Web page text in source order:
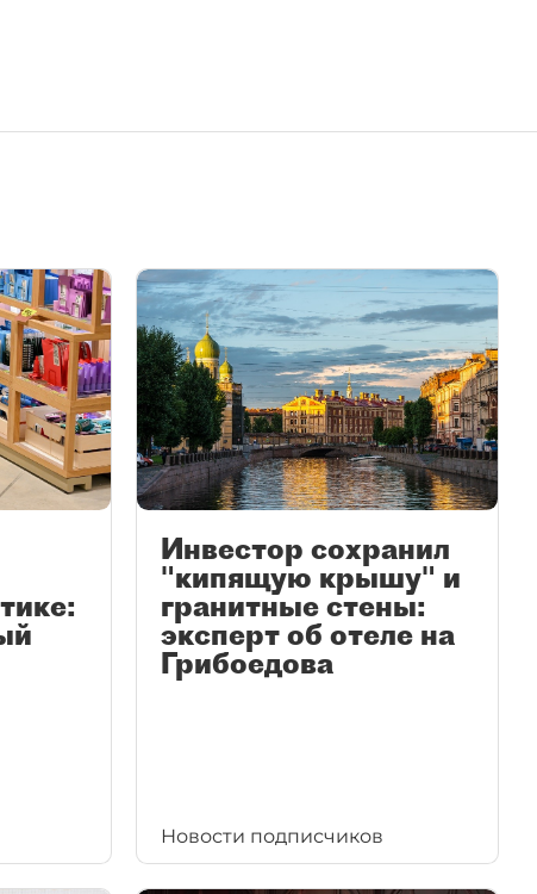
Инвестор сохранил
"кипящую крышу" и
гранитные стены:
эксперт об отеле на
Грибоедова
Новости подписчиков